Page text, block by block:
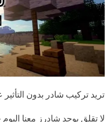
تريد تركيب شادر بدون
لا تقلق يوجد شادرز معنا